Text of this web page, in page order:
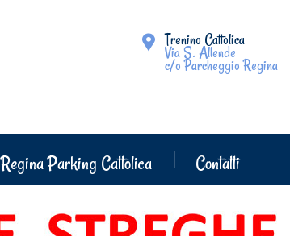
Trenino Cattolica
Via S. Allende
c/o Parcheggio Regina
Regina Parking Cattolica Contatti